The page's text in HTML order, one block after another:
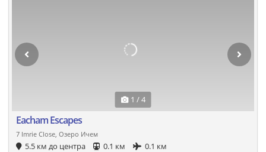
1 / 4
Eacham Escapes
7 Imrie Close, Озеро Ичем
5.5 км до центра 0.1 км 0.1 км